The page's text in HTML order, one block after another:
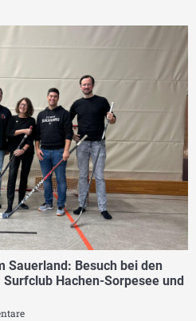
Sauerland: Besuch bei den
Hachen-Sorpesee und